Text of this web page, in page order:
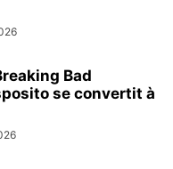
Bad
se convertit à